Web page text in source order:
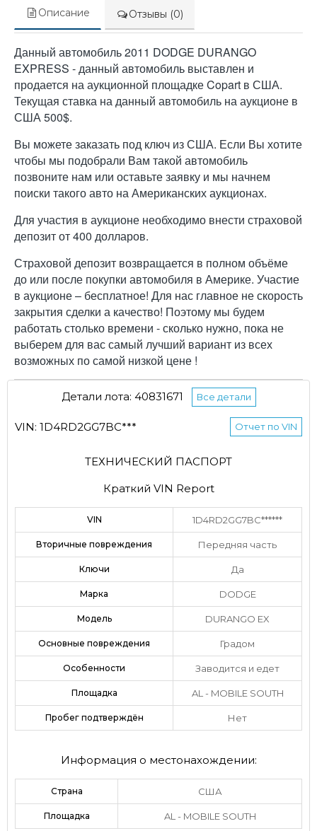
Описание Отзывы (0)
Данный автомобиль 2011 DODGE DURANGO
EXPRESS - данный автомобиль выставлен и
продается на аукционной площадке Copart в США.
Текущая ставка на данный автомобиль на аукционе в
США 500$.
Вы можете заказать под ключ из США. Если Вы хотите
чтобы мы подобрали Вам такой автомобиль
позвоните нам или оставьте заявку и мы начнем
поиски такого авто на Американских аукционах.
Для участия в аукционе необходимо внести страховой
депозит от 400 долларов.
Страховой депозит возвращается в полном объёме
до или после покупки автомобиля в Америке. Участие
в аукционе – бесплатное! Для нас главное не скорость
закрытия сделки а качество! Поэтому мы будем
работать столько времени - сколько нужно, пока не
выберем для вас самый лучший вариант из всех
возможных по самой низкой цене !
Детали лота: 40831671 Все детали
VIN: 1D4RD2GG7BC*** Отчет по VIN
ТЕХНИЧЕСКИЙ ПАСПОРТ
Краткий VIN Report
VIN 1D4RD2GG7BC******
Вторичные повреждения Передняя часть
Ключи Да
Марка DODGE
Модель DURANGO EX
Основные повреждения Градом
Особенности Заводится и едет
Площадка AL - MOBILE SOUTH
Пробег подтверждён Нет
Информация о местонахождении:
Страна США
Площадка AL - MOBILE SOUTH